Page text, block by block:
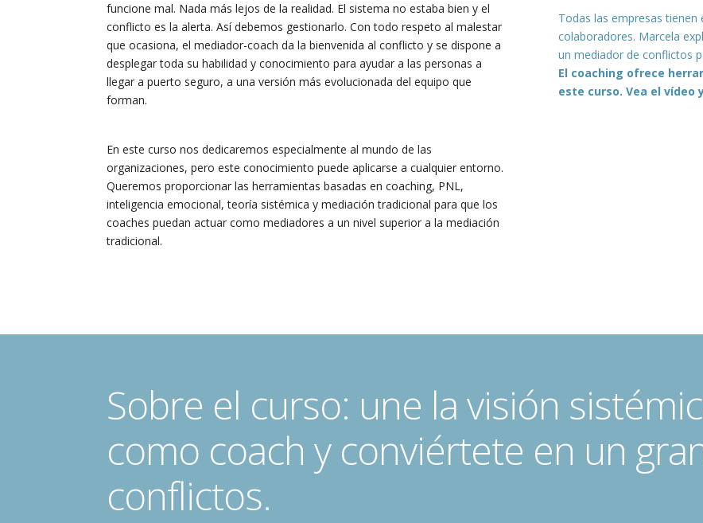
funcione mal. Nada más lejos de la realidad. El sistema no estaba bien y el
conflicto es la alerta. Así debemos gestionarlo. Con todo respeto al malestar
que ocasiona, el mediador-coach da la bienvenida al conflicto y se dispone a
desplegar toda su habilidad y conocimiento para ayudar a las personas a
llegar a puerto seguro, a una versión más evolucionada del equipo que
forman.
En este curso nos dedicaremos especialmente al mundo de las
organizaciones, pero este conocimiento puede aplicarse a cualquier entorno.
Queremos proporcionar las herramientas basadas en coaching, PNL,
inteligencia emocional, teoría sistémica y mediación tradicional para que los
coaches puedan actuar como mediadores a un nivel superior a la mediación
tradicional.
Todas las empresas
colaboradores. Marcela
un mediador de conflictos
El coaching ofrece
este curso. Vea el vídeo
Sobre el curso: une la visión
como coach y conviértete en un
conflictos.